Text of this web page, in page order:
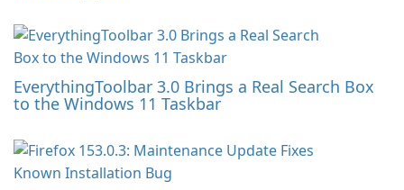
EverythingToolbar 3.0 Brings a Real Search Box
to the Windows 11 Taskbar